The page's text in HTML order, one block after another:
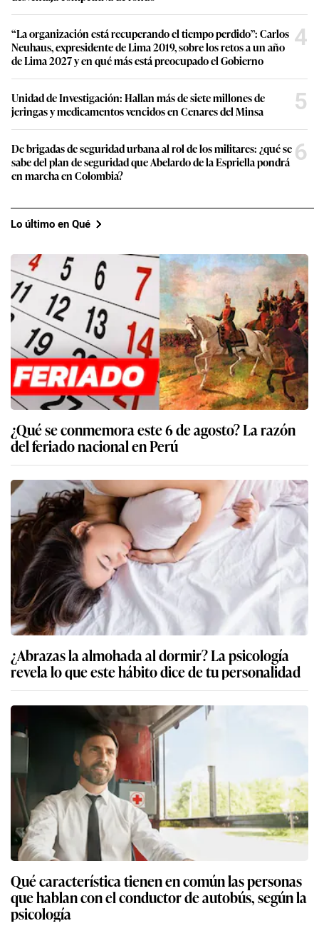
“La organización está recuperando el tiempo perdido”: Carlos
Neuhaus, expresidente de Lima 2019, sobre los retos a un año
de Lima 2027 y en qué más está preocupado el Gobierno
4
Unidad de Investigación: Hallan más de siete millones de
jeringas y medicamentos vencidos en Cenares del Minsa
5
De brigadas de seguridad urbana al rol de los militares: ¿qué se
sabe del plan de seguridad que Abelardo de la Espriella pondrá
en marcha en Colombia?
6
Lo último en Qué
¿Qué se conmemora este 6 de agosto? La razón
del feriado nacional en Perú
¿Abrazas la almohada al dormir? La psicología
revela lo que este hábito dice de tu personalidad
Qué característica tienen en común las personas
que hablan con el conductor de autobús, según la
psicología